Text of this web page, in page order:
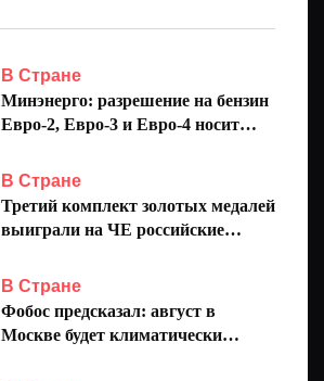
В Стране
Минэнерго: разрешение на бензин
Евро-2, Евро-3 и Евро-4 носит
В Стране
Третий комплект золотых медалей
выиграли на ЧЕ российские
В Стране
Фобос предсказал: август в
Москве будет климатически